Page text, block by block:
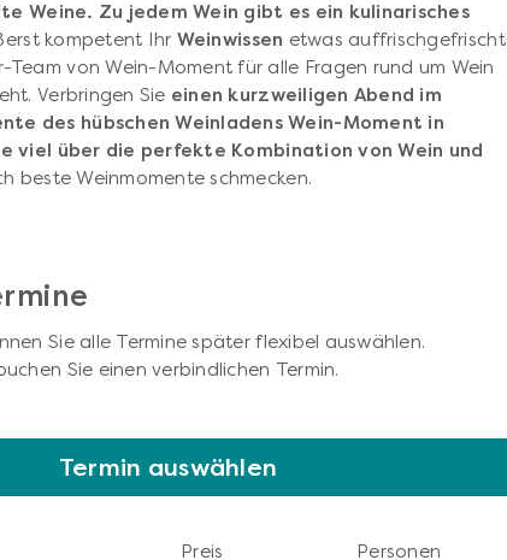
Weine. Zu jedem Wein gibt es ein kulinarisches
kompetent Ihr Weinwissen etwas auffrischgefrischt
Team von Wein-Moment für alle Fragen rund um Wein
Verbringen Sie einen kurzweiligen Abend im
des hübschen Weinladens Wein-Moment in
viel über die perfekte Kombination von Wein und
beste Weinmomente schmecken.
Sie alle Termine später flexibel auswählen.
Sie einen verbindlichen Termin.
Termin auswählen
Preis Personen